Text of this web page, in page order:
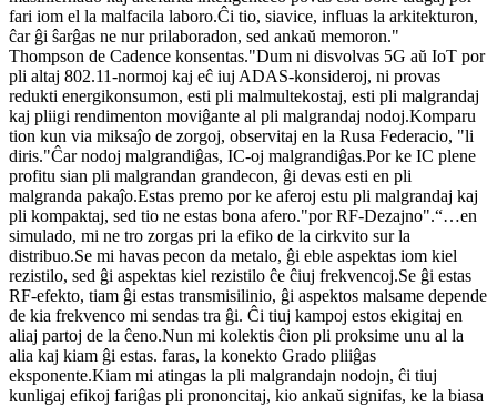
fari iom el la malfacila laboro.Ĉi tio, siavice, influas la arkitekturon,
ĉar ĝi ŝarĝas ne nur prilaboradon, sed ankaŭ memoron."
Thompson de Cadence konsentas."Dum ni disvolvas 5G aŭ IoT por
pli altaj 802.11-normoj kaj eĉ iuj ADAS-konsideroj, ni provas
redukti energikonsumon, esti pli malmultekostaj, esti pli malgrandaj
kaj pliigi rendimenton moviĝante al pli malgrandaj nodoj.Komparu
tion kun via miksaĵo de zorgoj, observitaj en la Rusa Federacio, "li
diris."Ĉar nodoj malgrandiĝas, IC-oj malgrandiĝas.Por ke IC plene
profitu sian pli malgrandan grandecon, ĝi devas esti en pli
malgranda pakaĵo.Estas premo por ke aferoj estu pli malgrandaj kaj
pli kompaktaj, sed tio ne estas bona afero."por RF-Dezajno".“…en
simulado, mi ne tro zorgas pri la efiko de la cirkvito sur la
distribuo.Se mi havas pecon da metalo, ĝi eble aspektas iom kiel
rezistilo, sed ĝi aspektas kiel rezistilo ĉe ĉiuj frekvencoj.Se ĝi estas
RF-efekto, tiam ĝi estas transmisilinio, ĝi aspektos malsame depende
de kia frekvenco mi sendas tra ĝi. Ĉi tiuj kampoj estos ekigitaj en
aliaj partoj de la ĉeno.Nun mi kolektis ĉion pli proksime unu al la
alia kaj kiam ĝi estas. faras, la konekto Grado pliiĝas
eksponente.Kiam mi atingas la pli malgrandajn nodojn, ĉi tiuj
kunligaj efikoj fariĝas pli prononcitaj, kio ankaŭ signifas, ke la biasa